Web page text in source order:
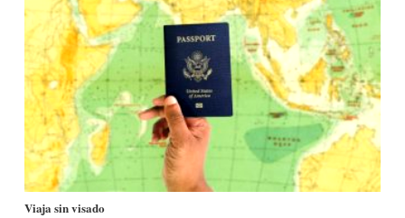
Viaja sin visado